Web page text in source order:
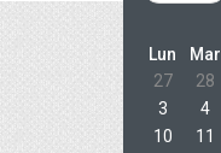
Lun Mar
27
28
3
4
10
11